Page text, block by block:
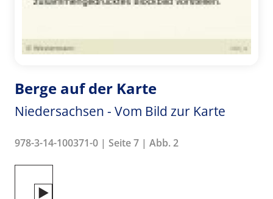
Berge auf der Karte
Niedersachsen - Vom Bild zur Karte
978-3-14-100371-0 | Seite 7 | Abb. 2